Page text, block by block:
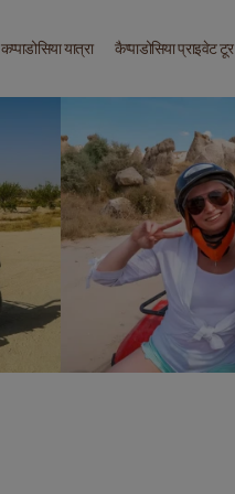
कप्पाडोसिया यात्रा कैप्पाडोसिया प्राइवेट टूर